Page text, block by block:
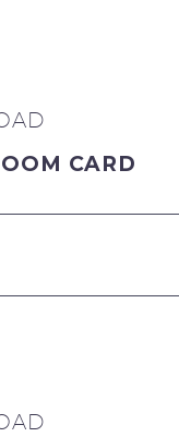
CARD